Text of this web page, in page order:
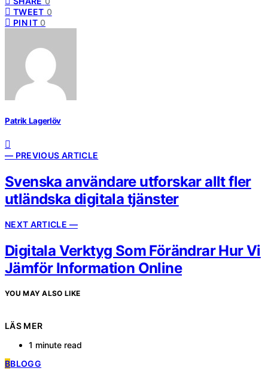
TWEET 0
PIN IT 0
Patrik Lagerlöv
— PREVIOUS ARTICLE
Svenska användare utforskar allt fler
utländska digitala tjänster
NEXT ARTICLE —
Digitala Verktyg Som Förändrar Hur Vi
Jämför Information Online
YOU MAY ALSO LIKE
LÄS MER
1 minute read
BBLOGG